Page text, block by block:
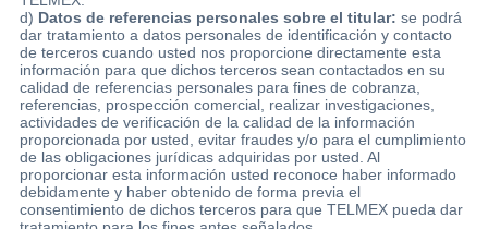
d) Datos de referencias personales sobre el titular: se podrá
dar tratamiento a datos personales de identificación y contacto
de terceros cuando usted nos proporcione directamente esta
información para que dichos terceros sean contactados en su
calidad de referencias personales para fines de cobranza,
referencias, prospección comercial, realizar investigaciones,
actividades de verificación de la calidad de la información
proporcionada por usted, evitar fraudes y/o para el cumplimiento
de las obligaciones jurídicas adquiridas por usted. Al
proporcionar esta información usted reconoce haber informado
debidamente y haber obtenido de forma previa el
consentimiento de dichos terceros para que TELMEX pueda dar